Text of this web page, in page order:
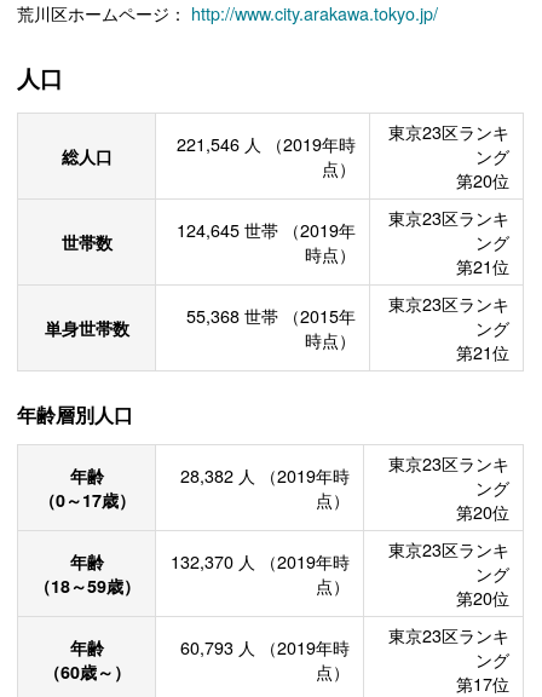
荒川区ホームページ： http://www.city.arakawa.tokyo.jp/
人口
総人口 221,546 人
（2019年時
点）
東京23区ランキ
ング
第20位
世帯数 124,645 世帯
（2019年
時点）
東京23区ランキ
ング
第21位
単身世帯数 55,368 世帯
（2015年
時点）
東京23区ランキ
ング
第21位
年齢層別人口
年齢
（0～17歳）
28,382 人
（2019年時
点）
東京23区ランキ
ング
第20位
年齢
（18～59歳）
132,370 人
（2019年時
点）
東京23区ランキ
ング
第20位
年齢
（60歳～）
60,793 人
（2019年時
点）
東京23区ランキ
ング
第17位